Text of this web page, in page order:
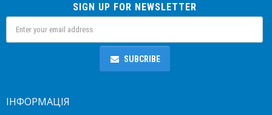
SIGN UP FOR NEWSLETTER
SUBCRIBE
ІНФОРМАЦІЯ